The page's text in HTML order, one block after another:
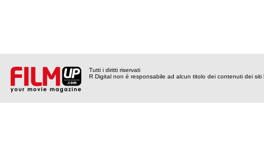
Tutti i diritti riservati
R Digital non è responsabile ad alcun titolo dei contenuti dei siti